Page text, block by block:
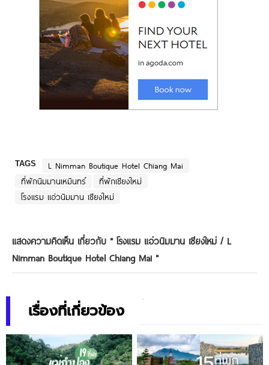
TAGS
L Nimman Boutique Hotel Chiang Mai
ที่พักนิมมานเหมินทร์
ที่พักเชียงใหม่
โรงแรม แอ่วนิมมาน เชียงใหม่
แสดงความคิดเห็น เกี่ยวกับ " โรงแรม แอ่วนิมมาน เชียงใหม่ / L
Nimman Boutique Hotel Chiang Mai "
เรื่องที่เกี่ยวข้อง